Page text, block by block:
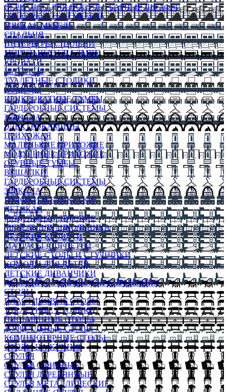
СЕРВАНТЫ ДЛЯ ПОСУДЫ, БАРНЫЕ ШКАФЫ
БЕСКАРКАСНАЯ МЕБЕЛЬ
МЯГКАЯ МЕБЕЛЬ
СПАЛЬНЯ
ИНТЕРЬЕРЫ СПАЛЬНИ
МОДУЛЬНЫЕ СПАЛЬНИ
КРОВАТИ
МАТРАСЫ
ТУАЛЕТНЫЕ СТОЛИКИ
КОМОДЫ
ПРИКРОВАТНЫЕ ТУМБЫ
ГАРДЕРОБНЫЕ СИСТЕМЫ
ЗЕРКАЛА
ЭЛЕКТРОКАМИНЫ
ПРИХОЖАЯ
МАЛЕНЬКИЕ ПРИХОЖИЕ
МОДУЛЬНЫЕ ПРИХОЖИЕ
ОБУВНЫЕ ТУМБЫ
ВЕШАЛКИ
ГАРДЕРОБНЫЕ СИСТЕМЫ
ЗЕРКАЛА
ПУФИКИ И БАНКЕТКИ
ДЕТСКАЯ
МОДУЛЬНЫЕ ДЕТСКИЕ
МЕБЕЛЬ ДЛЯ ШКОЛЬНИКА
ДЕТСКИЕ КРОВАТИ
МАТРАСЫ ДЛЯ ДЕТЕЙ
ДЕТСКИЕ СТОЛЫ И СТУЛЬЧИКИ
КОМОДЫ ДЛЯ ДЕТЕЙ
ДЕТСКИЕ ДИВАНЧИКИ
ДЕТСКИЙ СТУЛЬЧИК ДЛЯ КОРМЛЕНИЯ
СТОЛЫ
ПЛАСТИКОВЫЕ СТОЛЫ
ТУАЛЕТНЫЕ СТОЛИКИ
ПИСЬМЕННЫЕ СТОЛЫ
ЖУРНАЛЬНЫЕ СТОЛЫ
КОМПЬЮТЕРНЫЕ СТОЛЫ
СТОЛЫ НА КУХНЮ
СТУЛЬЯ
СТУЛЬЯ ОФИСНЫЕ
СТУЛЬЯ ДЕРЕВЯННЫЕ
СТУЛЬЯ МЕТАЛЛИЧЕСКИЕ